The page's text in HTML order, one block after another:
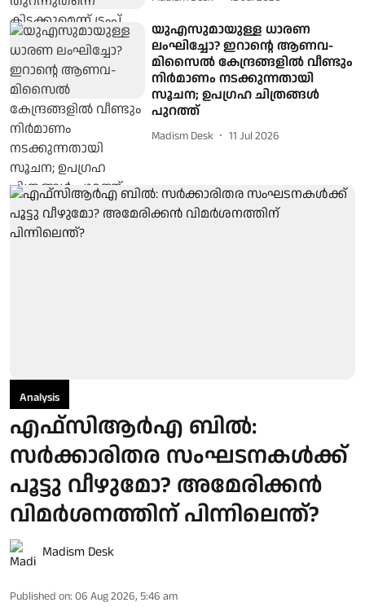
യുഎസുമായുള്ള ധാരണ
ലംഘിച്ചോ? ഇറാന്റെ ആണവ-
മിസൈല്‍ കേന്ദ്രങ്ങളില്‍ വീണ്ടും
നിര്‍മാണം നടക്കുന്നതായി
സൂചന; ഉപഗ്രഹ ചിത്രങ്ങള്‍
പുറത്ത്
Madism Desk 11 Jul 2026
Analysis
എഫ്‌സിആർഎ ബിൽ:
സർക്കാരിതര സംഘടനകൾക്ക്
പൂട്ടു വീഴുമോ? അമേരിക്കൻ
വിമർശനത്തിന് പിന്നിലെന്ത്?
Madism Desk
Published on: 06 Aug 2026, 5:46 am